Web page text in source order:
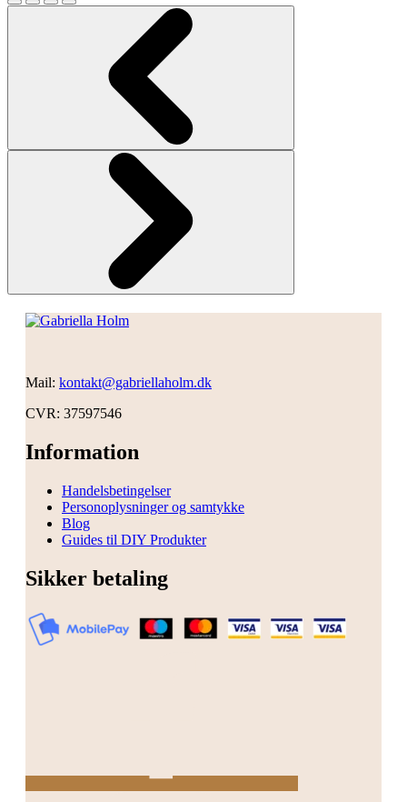
Mail: kontakt@gabriellaholm.dk
CVR: 37597546
Information
Handelsbetingelser
Personoplysninger og samtykke
Blog
Guides til DIY Produkter
Sikker betaling